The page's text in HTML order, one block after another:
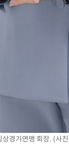
경기연맹 회장. (